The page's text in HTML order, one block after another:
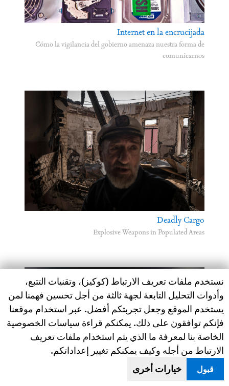
Internet en la encrucijada
Cómo la vigilancia del gobierno amenaza nuestra forma de
comunicarnos
Deadly Cargo
Explosive Weapons in Populated Areas
Human Rights Watch cookie preferences
نستخدم ملفات تعريف الارتباط (كوكيز)، وتقنيات التتبع،
وأدوات التحليل التابعة لجهة ثالثة من أجل تحسين فهمنا لمن
يستخدم الموقع وجعل تجربتكم أفضل. عبر استخدام موقعنا
فإنكم توافقون على ذلك. يمكنكم قراءة سياسات الخصوصية
الخاصة بنا لمعرفة ما الذي يتم استخدام ملفات تعريف
الارتباط من أجله وكيف يمكنكم تغيير إعداداتكم.
قبول خيارات أخرى